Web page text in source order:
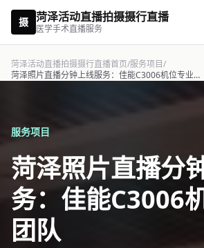
摄 菏泽活动直播拍摄摄行直播
医学手术直播服务
菏泽活动直播拍摄摄行直播首页/服务项目/
菏泽照片直播分钟上线服务：佳能C3006机位专业团队-摄行直播
服务项目
菏泽照片直播分
务：佳能C3006
团队